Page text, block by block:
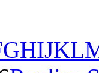
GHIJKL